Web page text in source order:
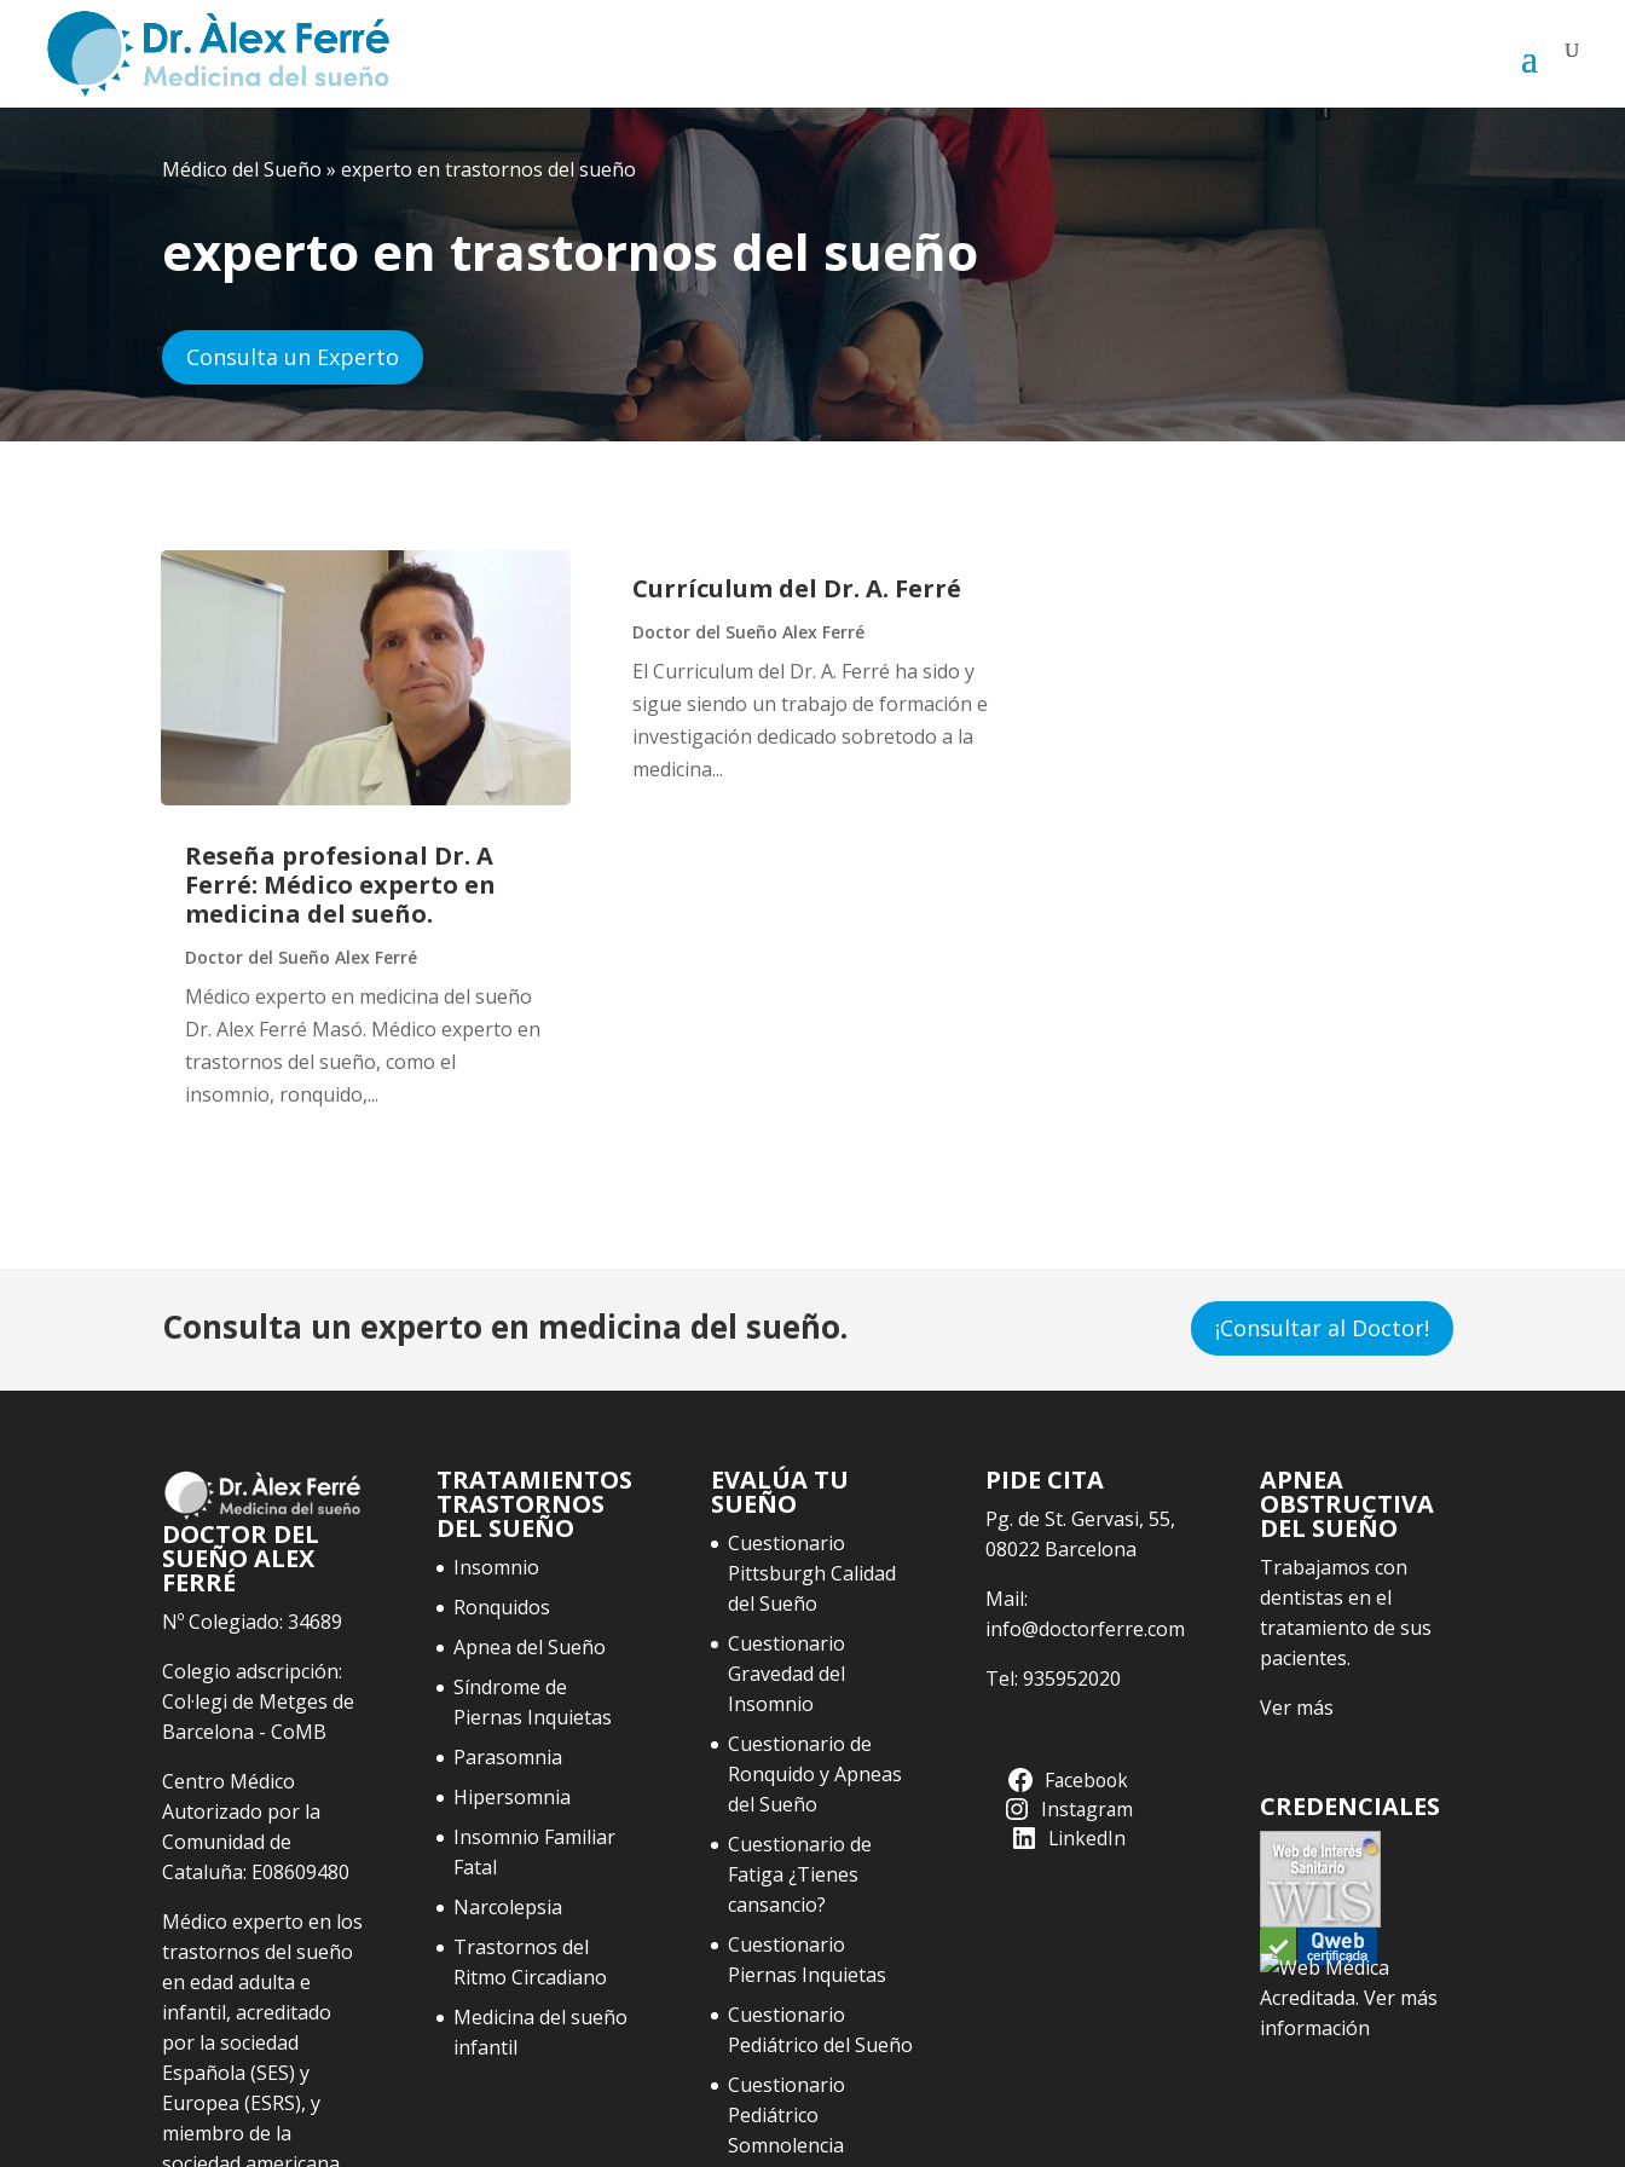
Médico del Sueño »experto en trastornos del sueño
experto en trastornos del sueño
Consulta un Experto
Reseña profesional Dr. A
Ferré: Médico experto en
medicina del sueño.
Doctor del Sueño Alex Ferré
Médico experto en medicina del sueño
Dr. Alex Ferré Masó. Médico experto en
trastornos del sueño, como el
insomnio, ronquido,...
Currículum del Dr. A. Ferré
Doctor del Sueño Alex Ferré
El Curriculum del Dr. A. Ferré ha sido y
sigue siendo un trabajo de formación e
investigación dedicado sobretodo a la
medicina...
Consulta un experto en medicina del sueño. ¡Consultar al Doctor!
DOCTOR DEL
SUEÑO ALEX
FERRÉ
Nº Colegiado: 34689
Colegio adscripción:
Col·legi de Metges de
Barcelona - CoMB
Centro Médico
Autorizado por la
Comunidad de
Cataluña: E08609480
Médico experto en los
trastornos del sueño
en edad adulta e
infantil, acreditado
por la sociedad
Española (SES) y
Europea (ESRS), y
miembro de la
TRATAMIENTOS
TRASTORNOS
DEL SUEÑO
Insomnio
Ronquidos
Apnea del Sueño
Síndrome de
Piernas Inquietas
Parasomnia
Hipersomnia
Insomnio Familiar
Fatal
Narcolepsia
Trastornos del
Ritmo Circadiano
Medicina del sueño
infantil
EVALÚA TU
SUEÑO
Cuestionario
Pittsburgh Calidad
del Sueño
Cuestionario
Gravedad del
Insomnio
Cuestionario de
Ronquido y Apneas
del Sueño
Cuestionario de
Fatiga ¿Tienes
cansancio?
Cuestionario
Piernas Inquietas
Cuestionario
Pediátrico del Sueño
Cuestionario
Pediátrico
Somnolencia
PIDE CITA
Pg. de St. Gervasi, 55,
08022 Barcelona
Mail:
info@doctorferre.com
Tel: 935952020
Facebook
Instagram
LinkedIn
APNEA
OBSTRUCTIVA
DEL SUEÑO
Trabajamos con
dentistas en el
tratamiento de sus
pacientes.
Ver más
CREDENCIALES